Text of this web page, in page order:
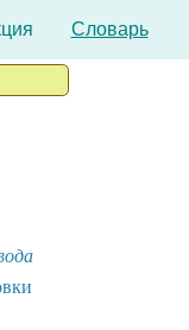
Словарь